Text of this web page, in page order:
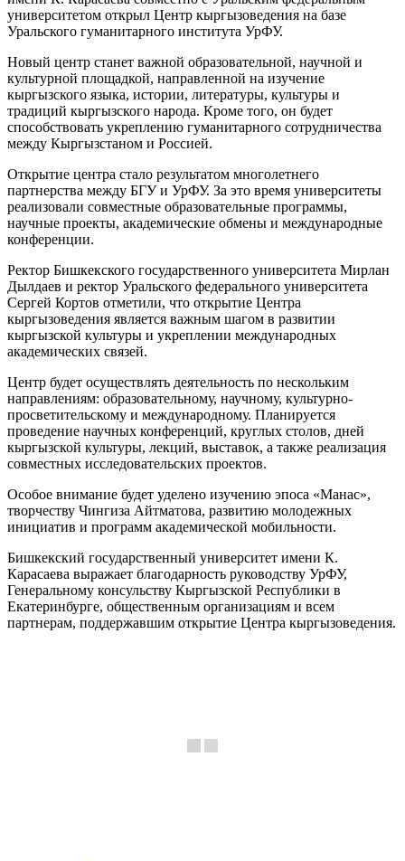
университетом открыл Центр кыргызоведения на базе
Уральского гуманитарного института УрФУ.
Новый центр станет важной образовательной, научной и
культурной площадкой, направленной на изучение
кыргызского языка, истории, литературы, культуры и
традиций кыргызского народа. Кроме того, он будет
способствовать укреплению гуманитарного сотрудничества
между Кыргызстаном и Россией.
Открытие центра стало результатом многолетнего
партнерства между БГУ и УрФУ. За это время университеты
реализовали совместные образовательные программы,
научные проекты, академические обмены и международные
конференции.
Ректор Бишкекского государственного университета Мирлан
Дылдаев и ректор Уральского федерального университета
Сергей Кортов отметили, что открытие Центра
кыргызоведения является важным шагом в развитии
кыргызской культуры и укреплении международных
академических связей.
Центр будет осуществлять деятельность по нескольким
направлениям: образовательному, научному, культурно-
просветительскому и международному. Планируется
проведение научных конференций, круглых столов, дней
кыргызской культуры, лекций, выставок, а также реализация
совместных исследовательских проектов.
Особое внимание будет уделено изучению эпоса «Манас»,
творчеству Чингиза Айтматова, развитию молодежных
инициатив и программ академической мобильности.
Бишкекский государственный университет имени К.
Карасаева выражает благодарность руководству УрФУ,
Генеральному консульству Кыргызской Республики в
Екатеринбурге, общественным организациям и всем
партнерам, поддержавшим открытие Центра кыргызоведения.